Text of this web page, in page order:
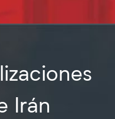
Irán